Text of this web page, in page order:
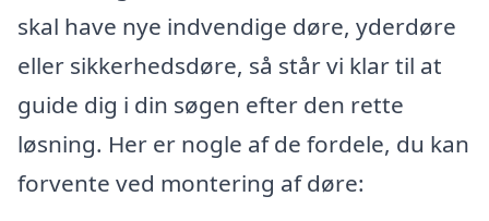
skal have nye indvendige døre, yderdøre
eller sikkerhedsdøre, så står vi klar til at
guide dig i din søgen efter den rette
løsning. Her er nogle af de fordele, du kan
forvente ved montering af døre: